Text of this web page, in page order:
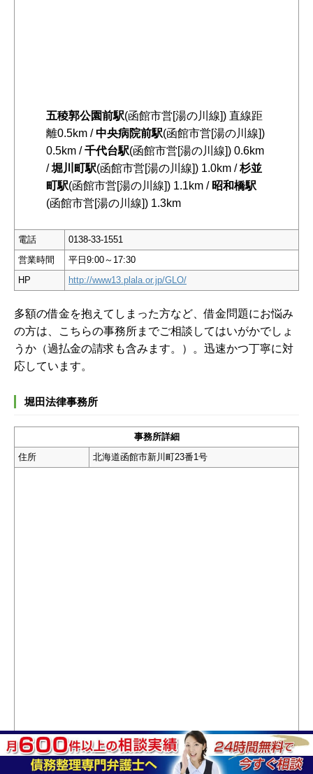
五稜郭公園前駅(函館市営[湯の川線]) 直線距
離0.5km /中央病院前駅(函館市営[湯の川線])
0.5km /千代台駅(函館市営[湯の川線]) 0.6km
/堀川町駅(函館市営[湯の川線]) 1.0km /杉並
町駅(函館市営[湯の川線]) 1.1km / 昭和橋駅
(函館市営[湯の川線]) 1.3km
電話
0138-33-1551
営業時間
平日9:00～17:30
HP
http://www13.plala.or.jp/GLO/
多額の借金を抱えてしまった方など、借金問題にお悩み
の方は、こちらの事務所までご相談してはいがかでしょ
うか（過払金の請求も含みます。）。迅速かつ丁寧に対
応しています。
堀田法律事務所
事務所詳細
住所
北海道函館市新川町23番1号